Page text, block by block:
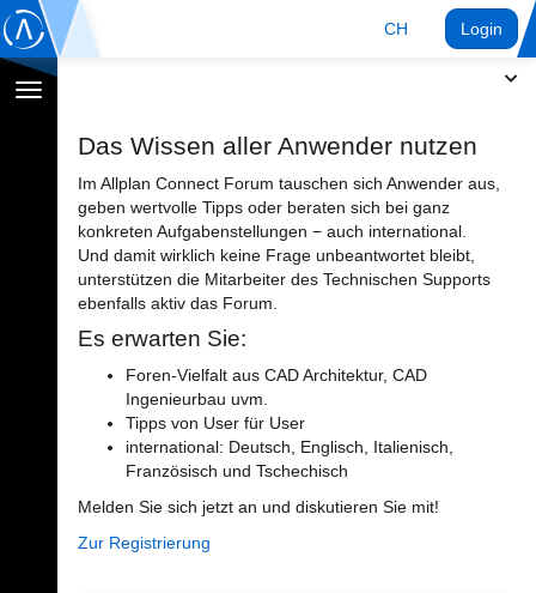
CH Login
Navigation
Das Wissen aller Anwender nutzen
Im Allplan Connect Forum tauschen sich Anwender aus,
geben wertvolle Tipps oder beraten sich bei ganz
konkreten Aufgabenstellungen − auch international.
Und damit wirklich keine Frage unbeantwortet bleibt,
unterstützen die Mitarbeiter des Technischen Supports
ebenfalls aktiv das Forum.
Es erwarten Sie:
Foren-Vielfalt aus CAD Architektur, CAD
Ingenieurbau uvm.
Tipps von User für User
international: Deutsch, Englisch, Italienisch,
Französisch und Tschechisch
Melden Sie sich jetzt an und diskutieren Sie mit!
Zur Registrierung